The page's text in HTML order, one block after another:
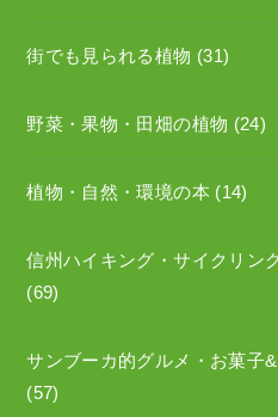
街でも見られる植物 (31)
野菜・果物・田畑の植物 (24)
植物・自然・環境の本 (14)
信州ハイキング・サイクリン
(69)
サンブーカ的グルメ・お菓子
(57)